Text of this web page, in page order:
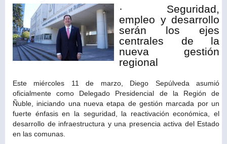
· Seguridad,
empleo y desarrollo
serán los ejes
centrales de la
nueva gestión
regional
Este miércoles 11 de marzo, Diego Sepúlveda asumió
oficialmente como Delegado Presidencial de la Región de
Ñuble, iniciando una nueva etapa de gestión marcada por un
fuerte énfasis en la seguridad, la reactivación económica, el
desarrollo de infraestructura y una presencia activa del Estado
en las comunas.